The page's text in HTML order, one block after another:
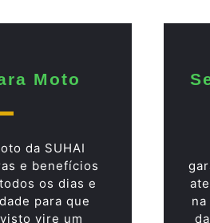
Moto
da SUHAI
e benefícios
os dias e
para que
vire um